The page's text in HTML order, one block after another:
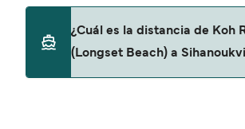
¿Cuál es la distancia de Koh
(Longset Beach) a